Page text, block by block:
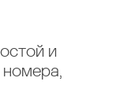
и